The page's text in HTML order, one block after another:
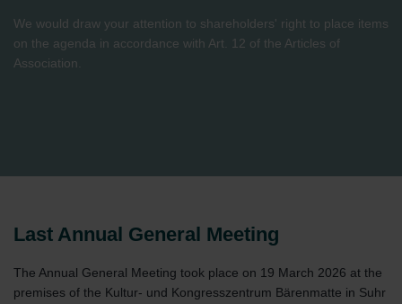
We would draw your attention to shareholders' right to place items
on the agenda in accordance with Art. 12 of the Articles of
Association.
Last Annual General Meeting
The Annual General Meeting took place on 19 March 2026 at the
premises of the Kultur- und Kongresszentrum Bärenmatte in Suhr